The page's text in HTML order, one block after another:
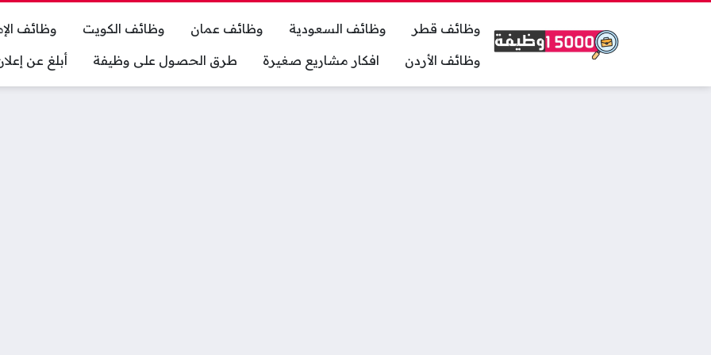
وظائف قطر وظائف السعودية وظائف عمان وظائف الكويت
وظائف
وظائف الأردن
افكار مشاريع صغيرة طرق الحصول على وظيفة أبلغ عن